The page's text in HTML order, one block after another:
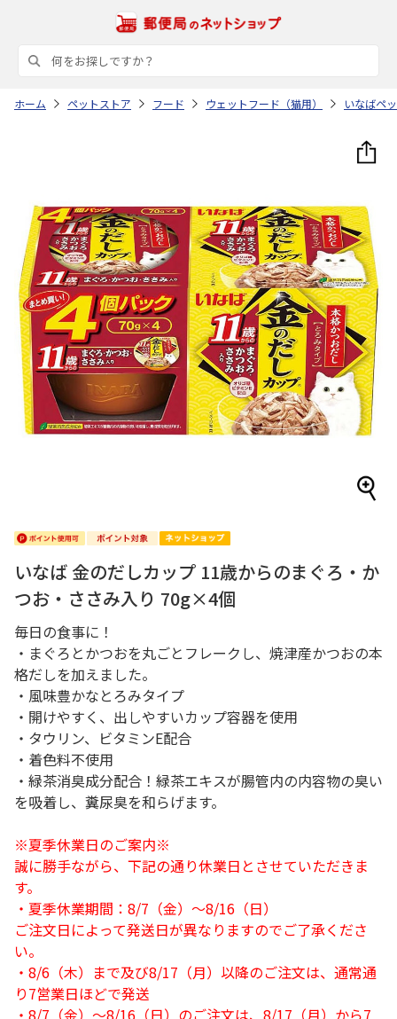
ホーム ペットストア フード ウェットフード（猫用） いなばペ
いなば 金のだしカップ 11歳からのまぐろ・か
つお・ささみ入り 70g×4個
毎日の食事に！
・まぐろとかつおを丸ごとフレークし、焼津産かつおの本
格だしを加えました。
・風味豊かなとろみタイプ
・開けやすく、出しやすいカップ容器を使用
・タウリン、ビタミンE配合
・着色料不使用
・緑茶消臭成分配合！緑茶エキスが腸管内の内容物の臭い
を吸着し、糞尿臭を和らげます。
※夏季休業日のご案内※
誠に勝手ながら、下記の通り休業日とさせていただきま
す。
・夏季休業期間：8/7（金）～8/16（日）
ご注文日によって発送日が異なりますのでご了承くださ
い。
・8/6（木）まで及び8/17（月）以降のご注文は、通常通
り7営業日ほどで発送
・8/7（金）～8/16（日）のご注文は、8/17（月）から7